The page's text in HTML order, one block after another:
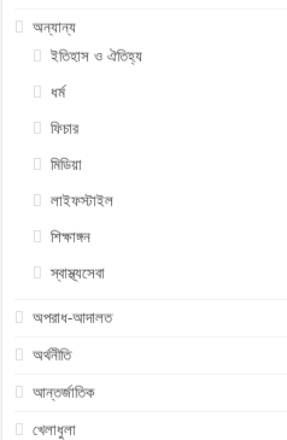
অন্যান্য
ইতিহাস ও ঐতিহ্য
ধর্ম
ফিচার
মিডিয়া
লাইফস্টাইল
শিক্ষাঙ্গন
স্বাস্থ্যসেবা
অপরাধ-আদালত
অর্থনীতি
আন্তর্জাতিক
খেলাধুলা